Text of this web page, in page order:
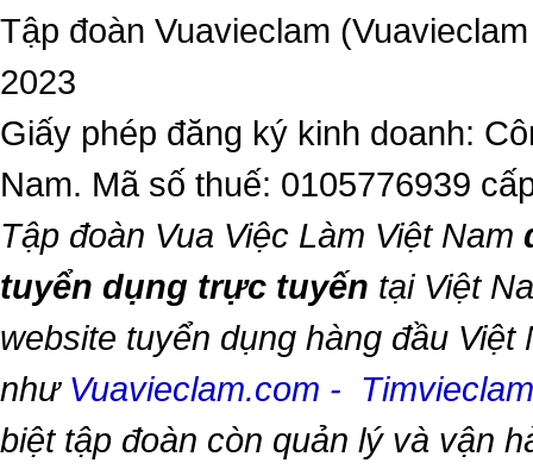
Tập đoàn Vuavieclam
2023
Giấy phép đăng ký kinh doanh:
Nam. Mã số thuế: 0105776939
Tập đoàn Vua Việc Làm Việt Nam
tuyển dụng trực tuyến tại Việt
website tuyển dụng hàng đầu Việt
như Vuavieclam.com -
biệt tập đoàn còn quản lý và vận